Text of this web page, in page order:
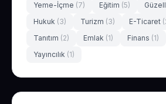
Yeme-İçme (7) Eğitim (5)
Hukuk (3) Turizm (3) E-Ticaret
Tanıtım (2) Emlak (1) Finans (1)
Yayıncılık (1)